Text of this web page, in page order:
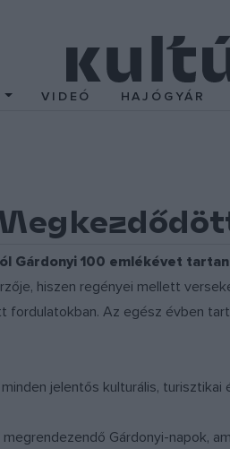
VIDEÓ HAJÓGYÁR
Gárdonyi 100 emlékévet
hiszen regényei mellett
Az egész évben
jelentős kulturális,
Gárdonyi-napok,